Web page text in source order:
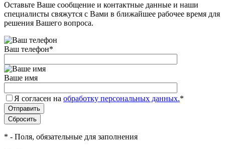
Оставьте Ваше сообщение и контактные данные и наши
специалисты свяжутся с Вами в ближайшее рабочее время для
решения Вашего вопроса.
Ваш телефон*
Ваше имя
Я согласен на обработку персональных данных.*
* - Поля, обязательные для заполнения